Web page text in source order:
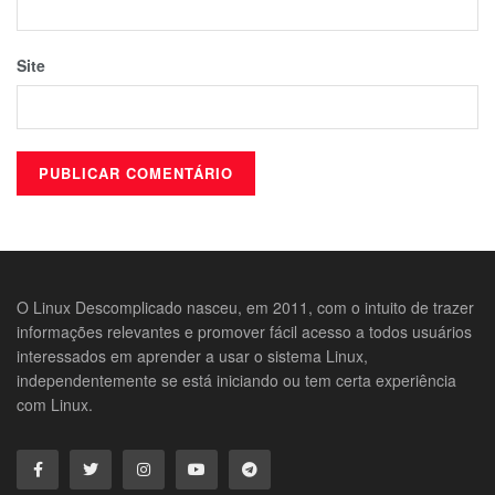
Site
O Linux Descomplicado nasceu, em 2011, com o intuito de trazer
informações relevantes e promover fácil acesso a todos usuários
interessados em aprender a usar o sistema Linux,
independentemente se está iniciando ou tem certa experiência
com Linux.